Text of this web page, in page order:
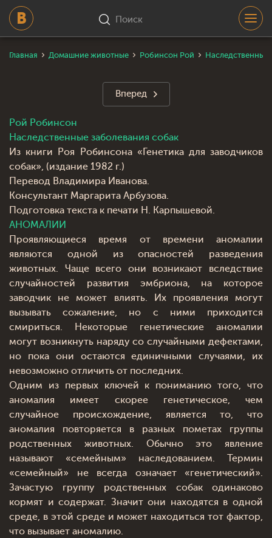
Поиск
Главная Домашние животные Робинсон Рой
Вперед
Рой Робинсон
Наследственные заболевания собак
Из книги Роя Робинсона «Генетика для заводчиков
собак», (издание 1982 г.)
Перевод Владимира Иванова.
Консультант Маргарита Арбузова.
Подготовка текста к печати Н. Карпышевой.
АНОМАЛИИ
Проявляющиеся время от времени аномалии
являются одной из опасностей разведения
животных. Чаще всего они возникают вследствие
случайностей развития эмбриона, на которое
заводчик не может влиять. Их проявления могут
вызывать сожаление, но с ними приходится
смириться. Некоторые генетические аномалии
могут возникнуть наряду со случайными дефектами,
но пока они остаются единичными случаями, их
невозможно отличить от последних.
Одним из первых ключей к пониманию того, что
аномалия имеет скорее генетическое, чем
случайное происхождение, является то, что
аномалия повторяется в разных пометах группы
родственных животных. Обычно это явление
называют «семейным» наследованием. Термин
«семейный» не всегда означает «генетический».
Зачастую группу родственных собак одинаково
кормят и содержат. Значит они находятся в одной
среде, в этой среде и может находиться тот фактор,
что вызывает аномалию.